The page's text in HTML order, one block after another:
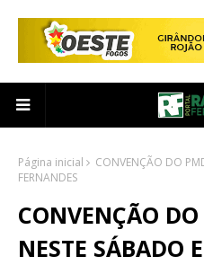
Página inicial
CONVENÇÃO DO
FERNANDES
CONVENÇÃO
NESTE SÁBADO